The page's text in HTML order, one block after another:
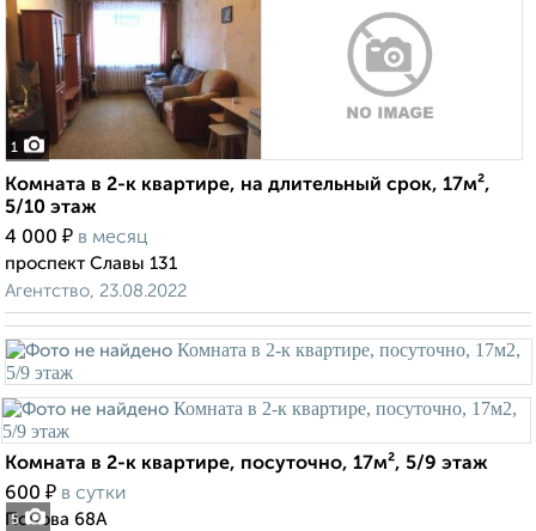
1
Комната в 2-к квартире, на длительный срок, 17м²,
5/10 этаж
4 000 ₽ в месяц
проспект Славы 131
Агентство, 23.08.2022
5
Комната в 2-к квартире, посуточно, 17м², 5/9 этаж
600 ₽ в сутки
Попова 68А